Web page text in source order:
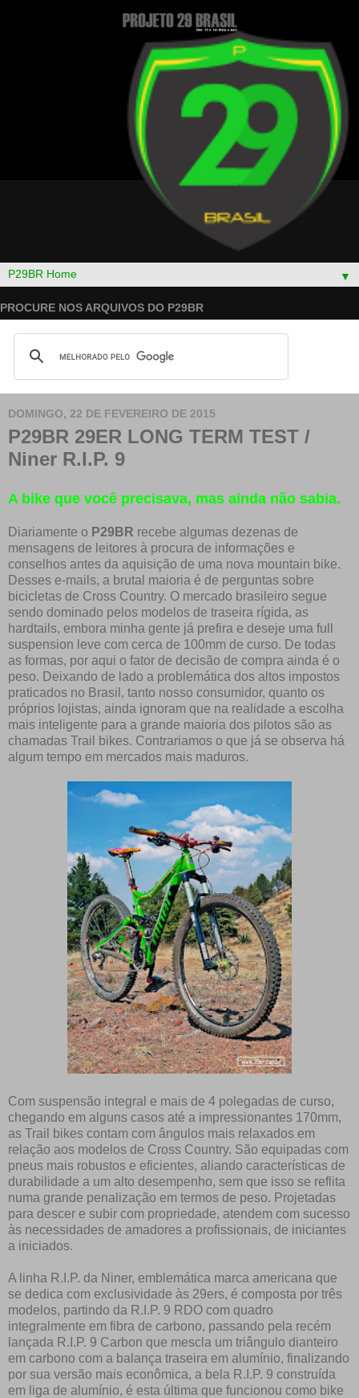
▼
PROCURE NOS ARQUIVOS DO P29BR
DOMINGO, 22 DE FEVEREIRO DE 2015
P29BR 29ER LONG TERM TEST /
Niner R.I.P. 9
A bike que você precisava, mas ainda não sabia.
Diariamente o P29BR recebe algumas dezenas de
mensagens de leitores à procura de informações e
conselhos antes da aquisição de uma nova mountain bike.
Desses e-mails, a brutal maioria é de perguntas sobre
bicicletas de Cross Country. O mercado brasileiro segue
sendo dominado pelos modelos de traseira rígida, as
hardtails, embora minha gente já prefira e deseje uma full
suspension leve com cerca de 100mm de curso. De todas
as formas, por aqui o fator de decisão de compra ainda é o
peso. Deixando de lado a problemática dos altos impostos
praticados no Brasil, tanto nosso consumidor, quanto os
próprios lojistas, ainda ignoram que na realidade a escolha
mais inteligente para a grande maioria dos pilotos são as
chamadas Trail bikes. Contrariamos o que já se observa há
algum tempo em mercados mais maduros.
Com suspensão integral e mais de 4 polegadas de curso,
chegando em alguns casos até a impressionantes 170mm,
as Trail bikes contam com ângulos mais relaxados em
relação aos modelos de Cross Country. São equipadas com
pneus mais robustos e eficientes, aliando características de
durabilidade a um alto desempenho, sem que isso se reflita
numa grande penalização em termos de peso. Projetadas
para descer e subir com propriedade, atendem com sucesso
às necessidades de amadores a profissionais, de iniciantes
a iniciados.
A linha R.I.P. da Niner, emblemática marca americana que
se dedica com exclusividade às 29ers, é composta por três
modelos, partindo da R.I.P. 9 RDO com quadro
integralmente em fibra de carbono, passando pela recém
lançada R.I.P. 9 Carbon que mescla um triângulo dianteiro
em carbono com a balança traseira em alumínio, finalizando
por sua versão mais econômica, a bela R.I.P. 9 construída
em liga de alumínio, é esta última que funcionou como bike